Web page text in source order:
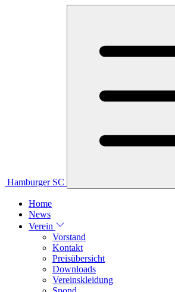
Hamburger SC
Home
News
Verein
Vorstand
Kontakt
Preisübersicht
Downloads
Vereinskleidung